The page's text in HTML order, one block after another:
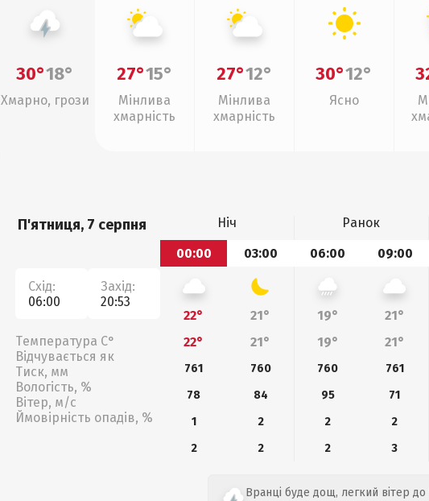
30°18°
Хмарно, грози
27°15°
Мінлива
хмарність
27°12°
Мінлива
хмарність
30°12°
Ясно
П'ятниця, 7 серпня
Схід:
06:00
Захід:
20:53
Температура С°
Відчувається як
Тиск, мм
Вологість, %
Вітер, м/с
Ймовірність опадів, %
Ніч Ранок
00:00
03:00 06:00 09:00
22° 21° 19° 21°
22°
21° 19° 21°
761 760 760 761
78
84 95 71
1
2 2 2
2
2 2 3
Вранці буде дощ, легкий вітер